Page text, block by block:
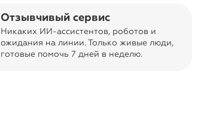
Отзывчивый сервис
Никаких ИИ-ассистентов, роботов и
ожидания на линии. Только живые люди,
готовые помочь 7 дней в неделю.